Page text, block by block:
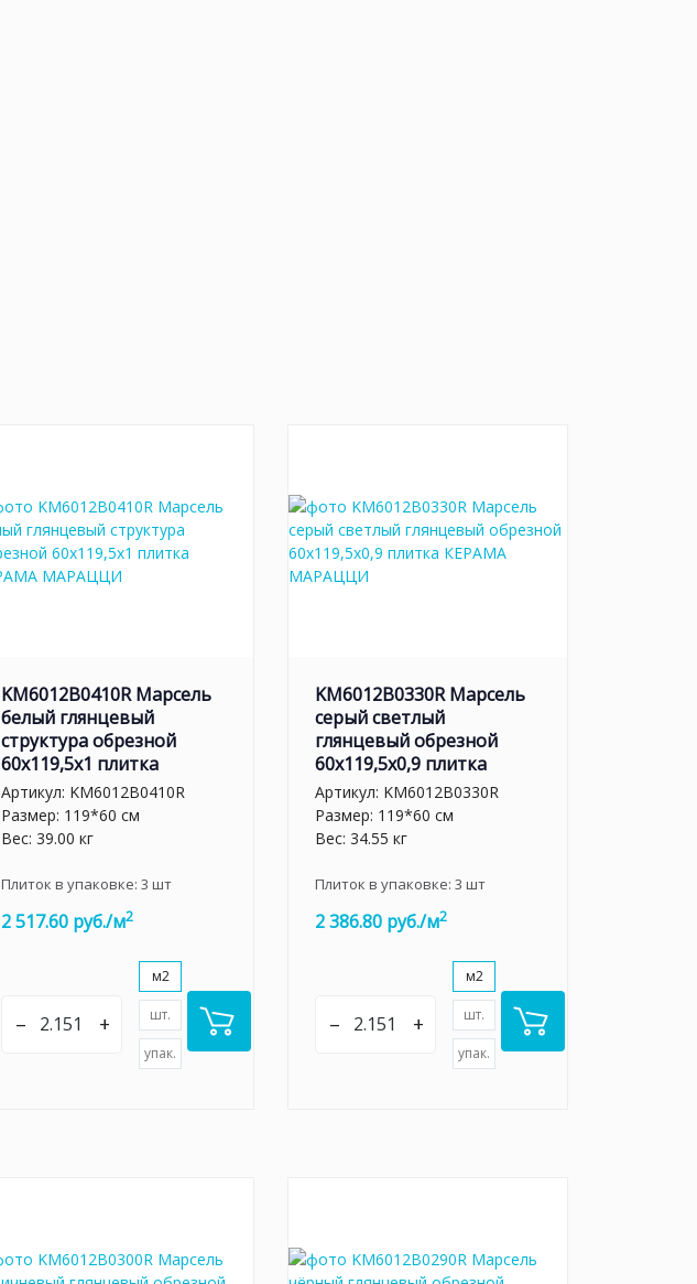
KM6012B0410R Марсель
белый глянцевый
структура обрезной
60x119,5x1 плитка
Артикул: KM6012B0410R
Размер: 119*60 см
Вес: 39.00 кг
Плиток в упаковке: 3 шт
2 517.60 руб./м2
– +
м2
шт.
упак.
KM6012B0330R Марсель
серый светлый
глянцевый обрезной
60x119,5x0,9 плитка
Артикул: KM6012B0330R
Размер: 119*60 см
Вес: 34.55 кг
Плиток в упаковке: 3 шт
2 386.80 руб./м2
– +
м2
шт.
упак.